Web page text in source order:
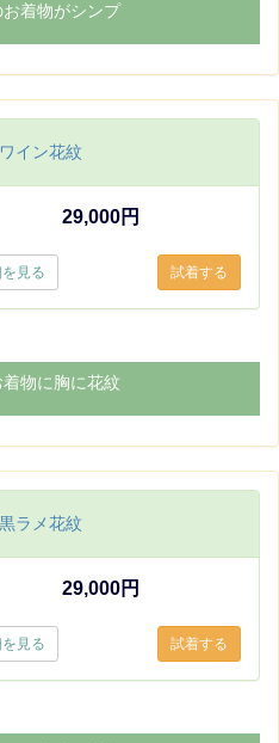
着物がシンプ
ワイン花紋
29,000円
見る
物に胸に花紋
黒ラメ花紋
29,000円
見る